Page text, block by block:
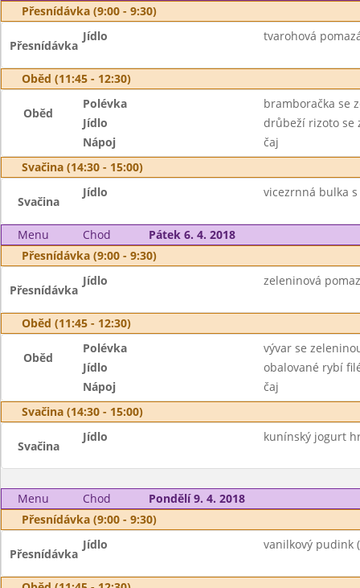
Přesnídávka (9:00 - 9:30)
Přesnídávka
Jídlo tvarohová
Oběd (11:45 - 12:30)
Oběd
Polévka
bramboračka se
Jídlo
drůbeží rizoto se
Nápoj
čaj
Svačina (14:30 - 15:00)
Svačina
Jídlo vicezrnná bulka
Menu Chod
Pátek 6. 4. 2018
Přesnídávka (9:00 - 9:30)
Přesnídávka
Jídlo zeleninová
Oběd (11:45 - 12:30)
Oběd
Polévka
vývar se
Jídlo
obalované rybí
Nápoj
čaj
Svačina (14:30 - 15:00)
Svačina
Jídlo kunínský jogurt
Menu Chod
Pondělí 9. 4. 2018
Přesnídávka (9:00 - 9:30)
Přesnídávka
Jídlo vanilkový pudink